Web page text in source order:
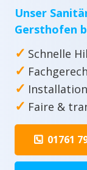
Unser
Gersthofen
✓ Schnelle
✓
✓
✓ Faire &
01761